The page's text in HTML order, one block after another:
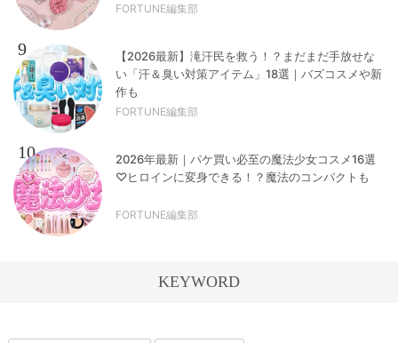
FORTUNE編集部
9
【2026最新】滝汗民を救う！？まだまだ手放せな
い「汗＆臭い対策アイテム」18選｜バズコスメや新
作も
FORTUNE編集部
10
2026年最新｜パケ買い必至の魔法少女コスメ16選
♡ヒロインに変身できる！？魔法のコンパクトも
FORTUNE編集部
KEYWORD